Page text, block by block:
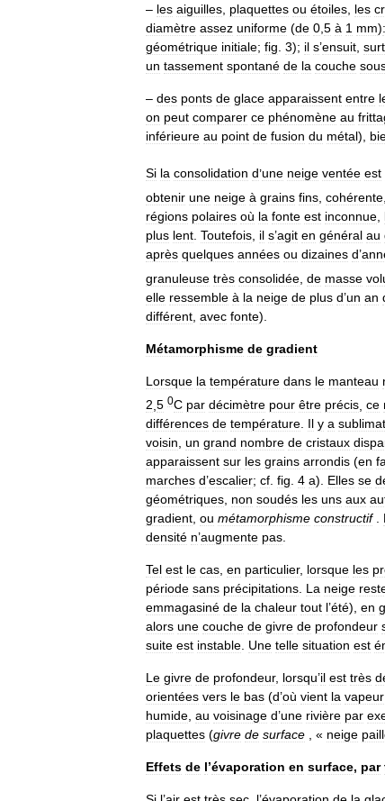
– les aiguilles plaquettes ou étoiles les
diamètre assez uniforme (de 0 5 à 1 mm):
géométrique initiale; fig 3); il s’ensuit
un tassement spontané de la couche
– des ponts de glace apparaissent entre
on peut comparer ce phénomène au
inférieure au point de fusion du métal),
Si la consolidation d’une neige ventée est
obtenir une neige à grains fins cohérente
régions polaires où la fonte est inconnue
plus lent Toutefois il s’agit en général au
après quelques années ou dizaines d’
granuleuse très consolidée de masse
elle ressemble à la neige de plus d’un an
différent avec fonte).
Métamorphisme de gradient
Lorsque la température dans le manteau
2 5 0C par décimètre pour être précis ce
différences de température Il y a
voisin un grand nombre de cristaux
apparaissent sur les grains arrondis (en
marches d’escalier; cf fig 4 a). Elles se
géométriques non soudés les uns aux
gradient ou métamorphisme constructif.
densité n’augmente pas
Tel est le cas en particulier, lorsque les
période sans précipitations La neige
emmagasiné de la chaleur tout l’été), en
alors une couche de givre de profondeur
suite est instable Une telle situation est
Le givre de profondeur, lorsqu’il est très
orientées vers le bas (d’où vient la vapeur
humide au voisinage d’une rivière par
plaquettes (givre de surface , « neige
Effets de l’évaporation en surface, par